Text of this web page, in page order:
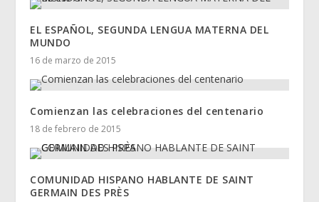
EL ESPAÑOL, SEGUNDA LENGUA MATERNA DEL
MUNDO
16 de marzo de 2015
Comienzan las celebraciones del centenario
18 de febrero de 2015
COMUNIDAD HISPANO HABLANTE DE SAINT
GERMAIN DES PRÈS